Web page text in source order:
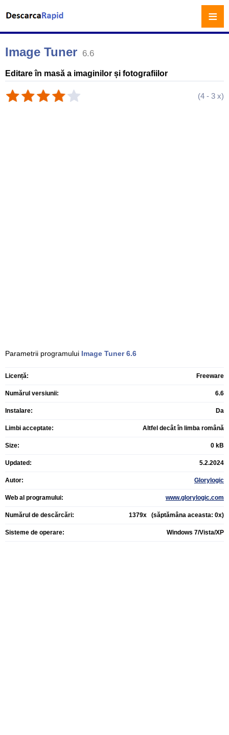
Image Tuner 6.6
Editare în masă a imaginilor și fotografiilor
(4 - 3 x)
Parametrii programului Image Tuner 6.6
Licență: Freeware
Numărul versiunii: 6.6
Instalare: Da
Limbi acceptate: Altfel decât în limba română
Size: 0 kB
Updated: 5.2.2024
Autor: Glorylogic
Web al programului: www.glorylogic.com
Numărul de descărcări: 1379x (săptămâna aceasta: 0x)
Sisteme de operare: Windows 7/Vista/XP
≡